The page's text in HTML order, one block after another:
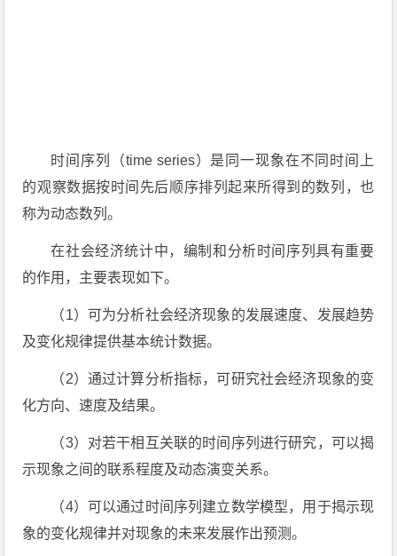
时间序列（time series）是同一现象在不同时间上
的观察数据按时间先后顺序排列起来所得到的数列，也
称为动态数列。
在社会经济统计中，编制和分析时间序列具有重要
的作用，主要表现如下。
（1）可为分析社会经济现象的发展速度、发展趋势
及变化规律提供基本统计数据。
（2）通过计算分析指标，可研究社会经济现象的变
化方向、速度及结果。
（3）对若干相互关联的时间序列进行研究，可以揭
示现象之间的联系程度及动态演变关系。
（4）可以通过时间序列建立数学模型，用于揭示现
象的变化规律并对现象的未来发展作出预测。